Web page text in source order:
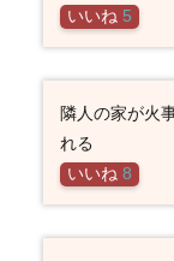
いいね 5
隣人の家が火
れる
いいね 8